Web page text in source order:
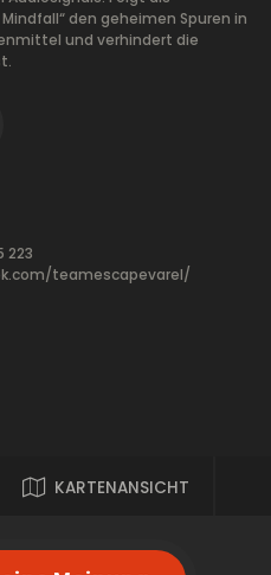
den geheimen Spuren in
und verhindert die
223
teamescapevarel/
KARTENANSICHT